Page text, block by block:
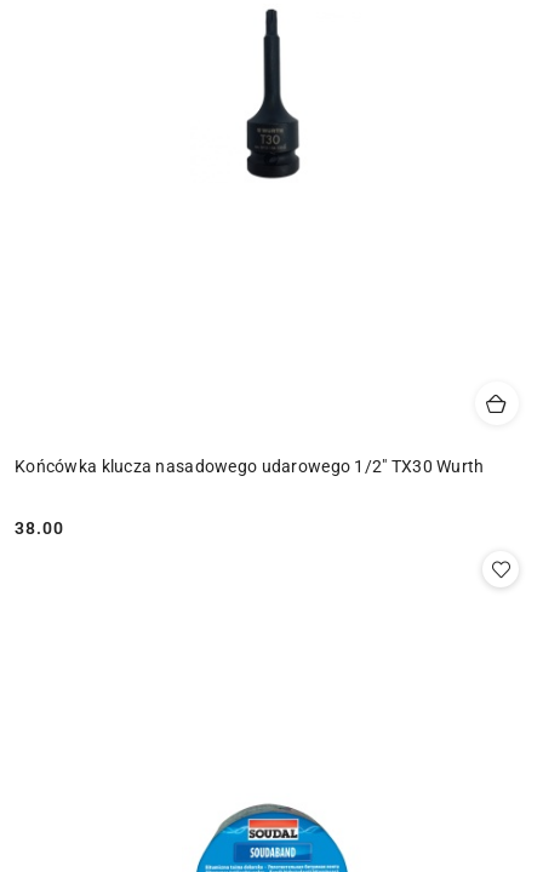
Końcówka klucza nasadowego udarowego 1/2" TX30 Wurth
Cena:
38.00